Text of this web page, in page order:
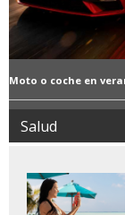
Moto o coche en
Salud